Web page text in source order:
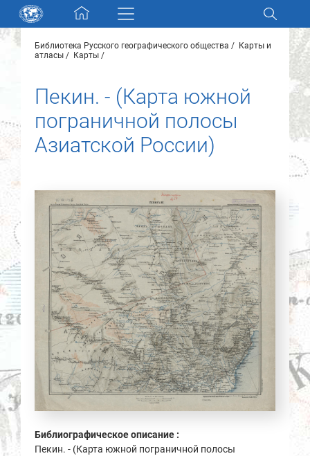
Skip navigation
Разделы и коллекции
Электронный каталог
Новости
О нас
Контакты
Партнеры
Библиотека Русского географического общества
Карты и
атласы
Карты
Пекин. - (Карта южной
пограничной полосы
Азиатской России)
Библиографическое описание :
Пекин. - (Карта южной пограничной полосы